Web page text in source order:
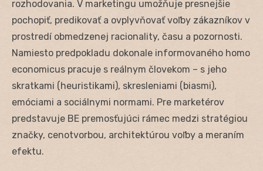
rozhodovania. V marketingu umožňuje presnejšie
pochopiť, predikovať a ovplyvňovať voľby zákazníkov v
prostredí obmedzenej racionality, času a pozornosti.
Namiesto predpokladu dokonale informovaného homo
economicus pracuje s reálnym človekom – s jeho
skratkami (heuristikami), skresleniami (biasmi),
emóciami a sociálnymi normami. Pre marketérov
predstavuje BE premosťujúci rámec medzi stratégiou
značky, cenotvorbou, architektúrou voľby a meraním
efektu.